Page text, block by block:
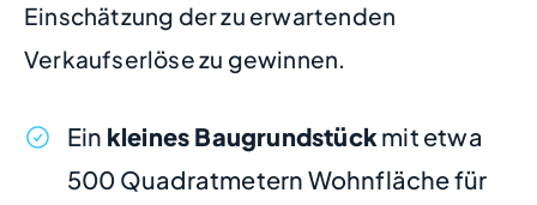
Einschätzung der zu erwartenden
Verkaufserlöse zu gewinnen.
Ein kleines Baugrundstückmit etwa
500 Quadratmetern Wohnfläche für